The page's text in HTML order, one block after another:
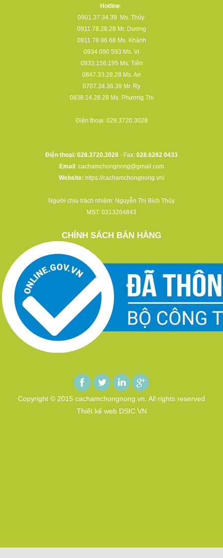
Hotline:
0901.37.34.39
Ms. Thủy
0911.78.28.28 Mr. Dương
0911 78 86 68 Ms. Khánh
0934 090 593 Ms. Vi
0933.156.195 Ms. Tiên
0847.33.28.28 Ms. An
0707.34.36.39 Mr. Ry
0838.14.28.28 Ms. Phương Thi
Điện thoại: 028.3720.3028
Điện thoại: 028.3720.3028 - Fax: 028.6282 0433
Email : cachamchongnong@gmail.com
Website: https://cachamchongnong.vn/
Người chịu trách nhiệm: Nguyễn Thị Bích Thủy
MST: 0313264843
CHÍNH SÁCH BÁN HÀNG
Copyright © 2015 cachamchongnong.vn. All rights reserved
Thiết kế web DSIC.VN